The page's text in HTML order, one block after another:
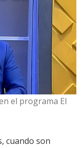
el programa El
cuando son